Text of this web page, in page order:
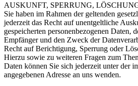
AUSKUNFT, SPERRUNG,
Sie haben im Rahmen der geltenden
jederzeit das Recht auf unentgeltliche
gespeicherten personenbezogenen Daten,
Empfänger und den Zweck der
Recht auf Berichtigung, Sperrung oder
Hierzu sowie zu weiteren Fragen zum
Daten können Sie sich jederzeit unter der
angegebenen Adresse an uns wenden.